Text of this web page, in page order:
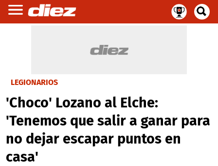
LEGIONARIOS
'Choco' Lozano al Elche:
'Tenemos que salir a ganar para
no dejar escapar puntos en
casa'